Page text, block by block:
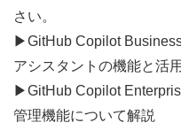
さい。
▶︎GitHub Copilot
アシスタントの機能と活
▶︎GitHub Copilot
管理機能について解説